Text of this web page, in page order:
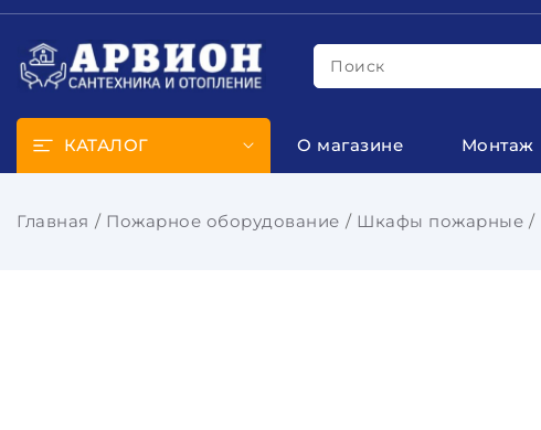
Поиск
КАТАЛОГ О магазине Монтаж
Главная Пожарное оборудование Шкафы пожарные